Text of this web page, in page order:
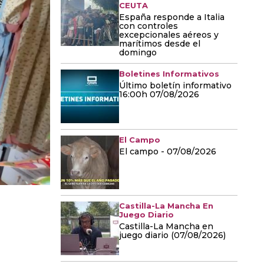
CEUTA
España responde a Italia
con controles
excepcionales aéreos y
marítimos desde el
domingo
Boletines Informativos
Último boletín informativo
16:00h 07/08/2026
El Campo
El campo - 07/08/2026
Castilla-La Mancha En
Juego Diario
Castilla-La Mancha en
juego diario (07/08/2026)